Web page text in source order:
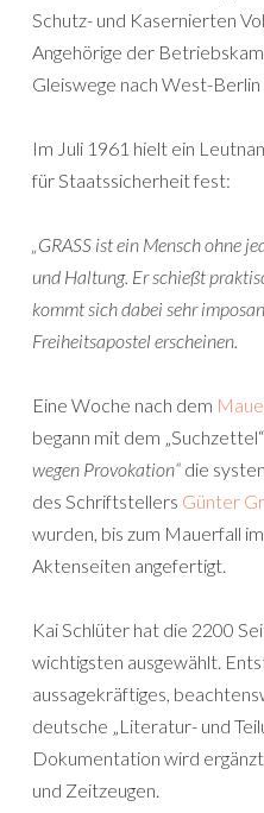
Schutz- und Kasernierten
Angehörige der
Gleiswege nach West-Berlin
Im Juli 1961 hielt ein
für Staatssicherheit fest:
„GRASS ist ein Mensch ohne
und Haltung. Er schießt
kommt sich dabei sehr
Freiheitsapostel erscheinen.
Eine Woche nach dem
begann mit dem
wegen Provokation“ die
des Schriftstellers Günter
wurden, bis zum Mauerfall
Aktenseiten angefertigt.
Kai Schlüter hat die 2200
wichtigsten ausgewählt.
aussagekräftiges,
deutsche „Literatur- und
Dokumentation wird
und Zeitzeugen.